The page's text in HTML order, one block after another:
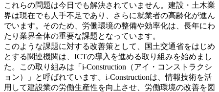
これらの問題は今日でも解決されていません。建設・土木業
界は現在でも人手不足であり、さらに就業者の高齢化が進ん
でいます。そのため、労働環境の整備や効率化は、長年にわ
たり業界全体の重要な課題となっています。
このような課題に対する改善策として、国土交通省をはじめ
とする関連機関は、ICTの導入を進める取り組みを始めまし
た。この取り組みは「i-Construction（アイ・コンストラクシ
ョン）」と呼ばれています。i-Constructionは、情報技術を活
用して建設業の労働生産性を向上させ、労働環境の改善を図